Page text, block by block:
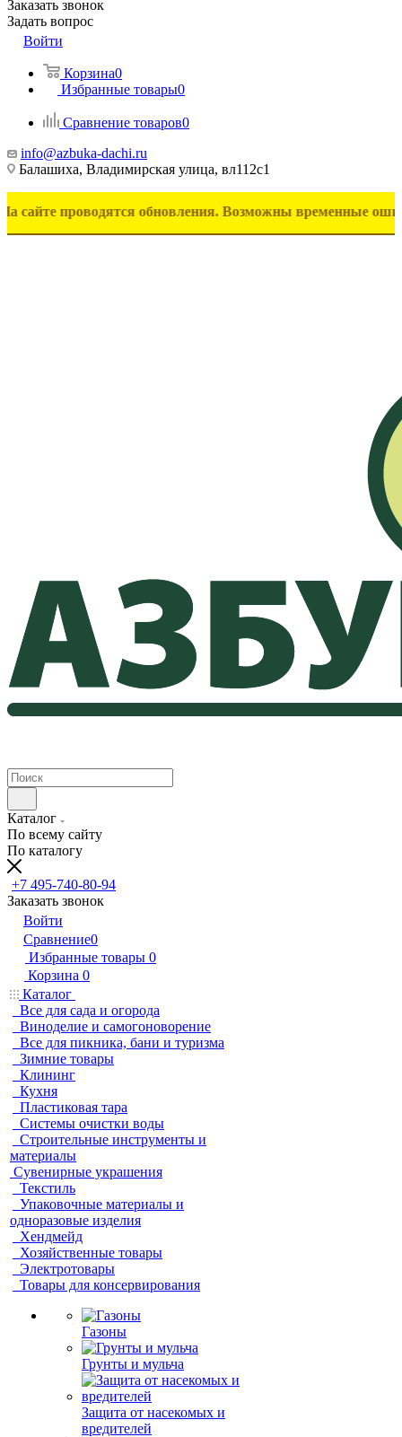
Заказать звонок
Задать вопрос
Войти
Корзина0
Избранные товары0
Сравнение товаров0
info@azbuka-dachi.ru
Балашиха, Владимирская улица, вл112с1
обновления. Возможны временные ошибки в
Каталог
По всему сайту
По каталогу
+7 495-740-80-94
Заказать звонок
Войти
Сравнение0
Избранные товары 0
Корзина 0
Каталог
Все для сада и огорода
Виноделие и самогоноворение
Все для пикника, бани и туризма
Зимние товары
Клининг
Кухня
Пластиковая тара
Системы очистки воды
Строительные инструменты и
материалы
Сувенирные украшения
Текстиль
Упаковочные материалы и
одноразовые изделия
Хендмейд
Хозяйственные товары
Электротовары
Товары для консервирования
Газоны
Грунты и мульча
Защита от насекомых и
вредителей